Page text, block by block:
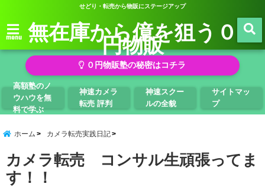
せどり・転売から物販にステージアップ
menu 無在庫から億を狙う０
円物販
０円物販塾の秘密はコチラ
高額塾のノ
ウハウを無
料で学ぶ
神速カメラ
転売 評判
神速スクー
ルの全貌
サイトマッ
プ
ホーム カメラ転売実践日記
カメラ転売 コンサル生頑張ってま
す！！